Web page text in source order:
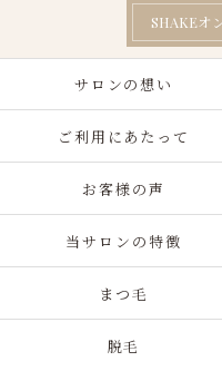
SHAKEオ
サロンの想い
ご利用にあたって
お客様の声
当サロンの特徴
まつ毛
脱毛